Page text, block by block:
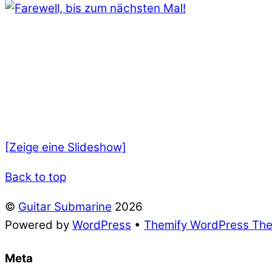
[Zeige eine Slideshow]
Back to top
© Guitar Submarine 2026
Powered by WordPress • Themify WordPress
Meta